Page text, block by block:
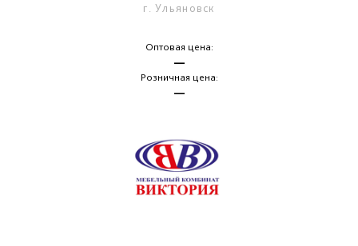
г. Ульяновск
Оптовая цена:
—
Розничная цена:
—